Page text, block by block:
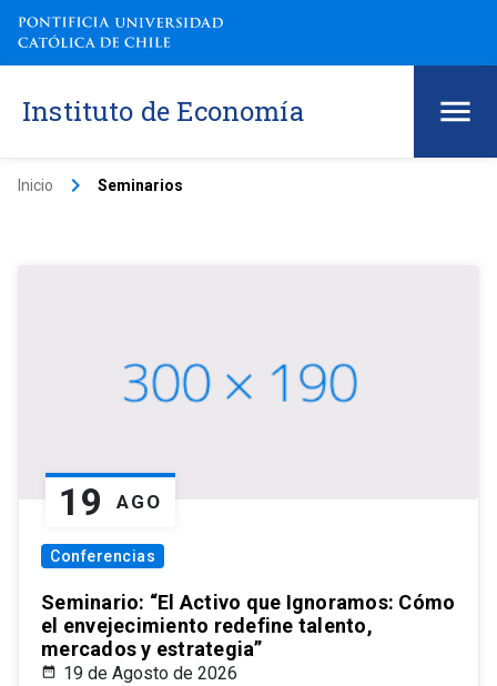
Instituto de Economía
Inicio keyboard_arrow_right Seminarios
19 AGO
Conferencias
Seminario: “El Activo que Ignoramos: Cómo
el envejecimiento redefine talento,
mercados y estrategia”
19 de Agosto de 2026